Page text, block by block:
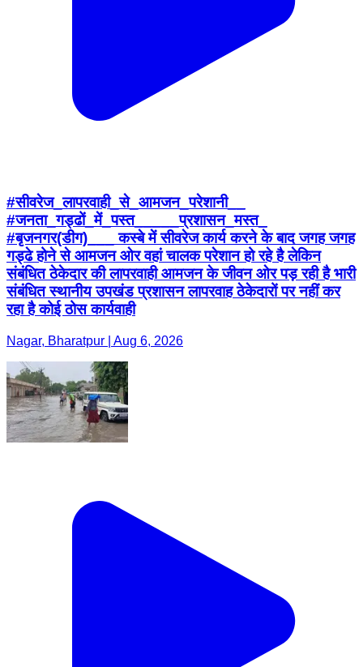
#सीवरेज_लापरवाही_से_आमजन_परेशानी__
#जनता_गड्ढों_में_पस्त_____प्रशासन_मस्त_
#बृजनगर(डीग)___ कस्बे में सीवरेज कार्य करने के बाद जगह जगह
गड्ढे होने से आमजन ओर वहां चालक परेशान हो रहे है लेकिन
संबंधित ठेकेदार की लापरवाही आमजन के जीवन ओर पड़ रही है भारी
संबंधित स्थानीय उपखंड प्रशासन लापरवाह ठेकेदारों पर नहीं कर
रहा है कोई ठोस कार्यवाही
Nagar, Bharatpur | Aug 6, 2026